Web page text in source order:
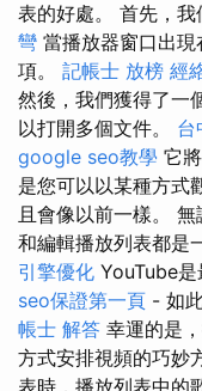
表的好處。 首先，我
彎 當播放器窗口出
項。 記帳士 放榜 經
然後，我們獲得了一
以打開多個文件。 台
google seo教學 它
是您可以以某種方式
且會像以前一樣。
和編輯播放列表都是
引擎優化 YouTube
seo保證第一頁 - 如
帳士 解答 幸運的是
方式安排視頻的巧妙
表時，播放列表中的